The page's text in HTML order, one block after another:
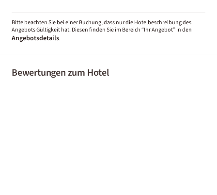
Bitte beachten Sie bei einer Buchung, dass nur die Hotelbeschreibung des
Angebots Gültigkeit hat. Diesen finden Sie im Bereich “Ihr Angebot” in den
Angebotsdetails.
Bewertungen zum Hotel